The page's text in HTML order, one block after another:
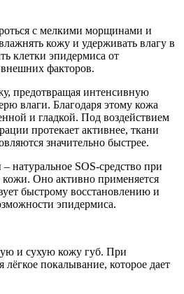
с мелкими морщинами и
кожу и удерживать влагу в
клетки эпидермиса от
внешних факторов.
предотвращая интенсивную
влаги. Благодаря этому кожа
и гладкой. Под воздействием
протекает активнее, ткани
значительно быстрее.
натуральное SOS-средство при
Оно активно применяется
быстрому восстановлению и
эпидермиса.
и сухую кожу губ. При
покалывание, которое дает